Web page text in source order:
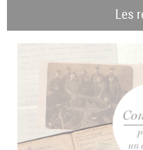
Les